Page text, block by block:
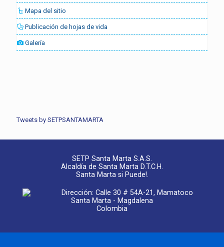
Mapa del sitio
Publicación de hojas de vida
Galería
Tweets by SETPSANTAMARTA
SETP Santa Marta S.A.S.
Alcaldía de Santa Marta D.T.C.H.
Santa Marta si Puede!.
Dirección: Calle 30 # 54A-21, Mamatoco
Santa Marta - Magdalena
Colombia